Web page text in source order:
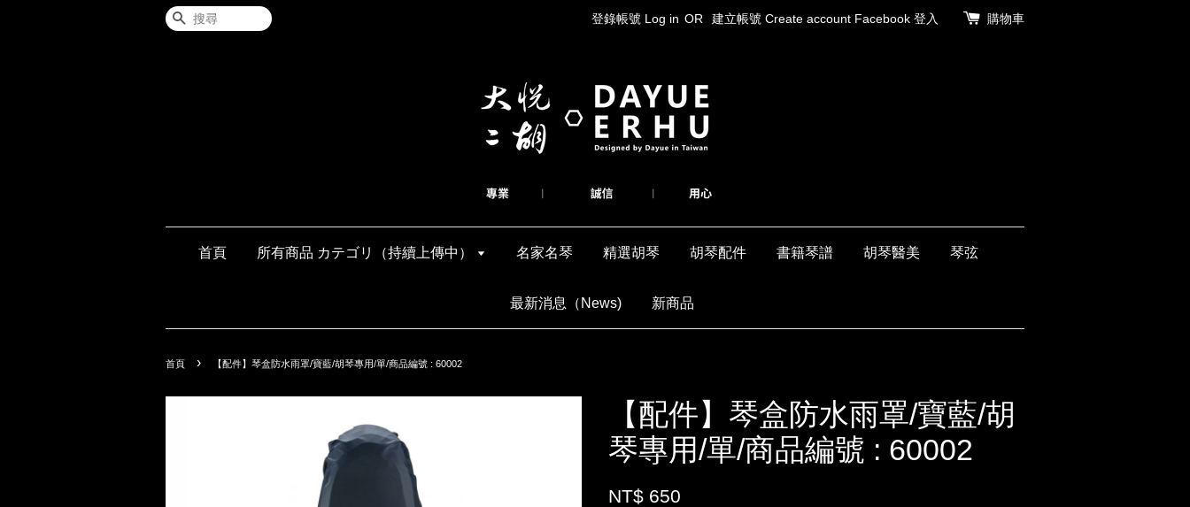
搜尋 登錄帳號 Log in OR 建立帳號 Create account Facebook 登入 購物車
首頁 所有商品 カテゴリ（持續上傳中） 名家名琴 精選胡琴 胡琴配件 書籍琴譜 胡琴醫美 琴弦
最新消息（News) 新商品
首頁 › 【配件】琴盒防水雨罩/寶藍/胡琴專用/單/商品編號 : 60002
【配件】琴盒防水雨罩/寶藍/胡
琴專用/單/商品編號 : 60002
NT$ 650